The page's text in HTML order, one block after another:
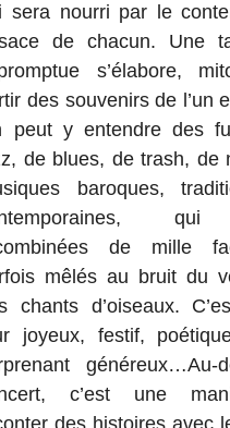
sera nourri par le
de chacun. Une
s’élabore,
des souvenirs de l’un
peut y entendre des
de blues, de trash, de
baroques,
qui
de mille
mêlés au bruit du
chants d’oiseaux.
joyeux, festif,
généreux…​Au-
c’est une